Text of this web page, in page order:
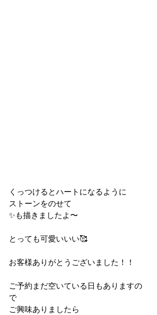
くっつけるとハートになるように
ストーンをのせて
✨も描きましたよ〜
とっても可愛いいい🥰
お客様ありがとうございました！！
ご予約まだ空いている日もありますの
で
ご興味ありましたら